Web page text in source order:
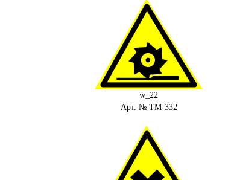
w_22
Арт. № ТМ-332